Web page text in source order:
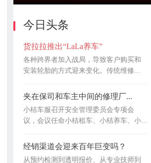
今日头条
货拉拉推出“LaLa养车”
各种跨界者加入战局，导致客户购买和
安装轮胎的方式迎来变化。传统维修...
夹在保司和车主中间的修理厂...
小桔车服召开安全管理委员会专项会
议，会议任命小桔租车、小桔养车、小...
经销渠道会迎来百年巨变吗？
从预约检测到透明报价、从专业技师到